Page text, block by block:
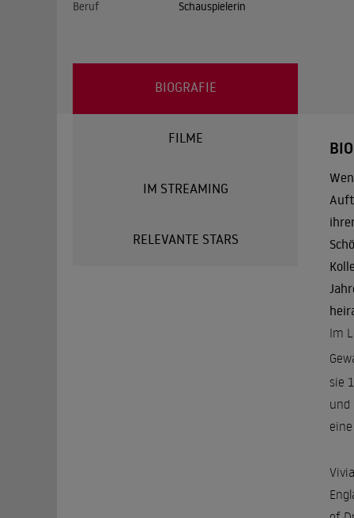
Beruf
Schauspielerin
BIOGRAFIE
FILME
IM STREAMING
RELEVANTE STARS
Im
sie
und